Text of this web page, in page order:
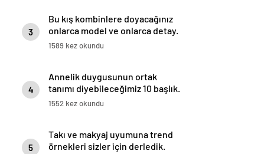
3
Bu kış kombinlere doyacağınız
onlarca model ve onlarca detay.
1589 kez okundu
4
Annelik duygusunun ortak
tanımı diyebileceğimiz 10 başlık.
1552 kez okundu
5
Takı ve makyaj uyumuna trend
örnekleri sizler için derledik.